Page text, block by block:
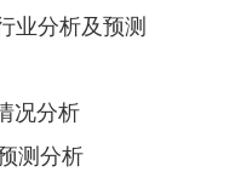
业分析及预测
况分析
测分析